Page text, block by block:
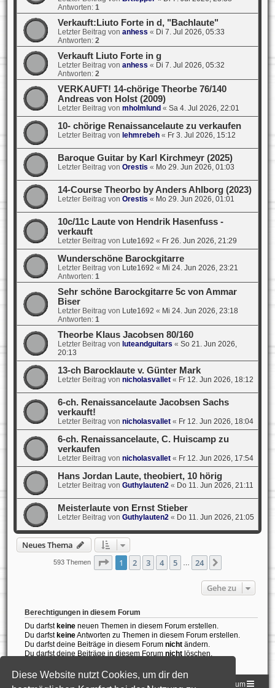
Diese Website nutzt Cookies, um dir den
Antworten: 1
Verkauft:Liuto Forte in d, "Bachlaute"
Letzter Beitrag von anhess « Di 7. Jul 2026, 05:33
Antworten: 2
Verkauft Liuto Forte in g
Letzter Beitrag von anhess « Di 7. Jul 2026, 05:32
Antworten: 2
VERKAUFT! 14-chörige Theorbe 76/140
Andreas von Holst (2009)
Letzter Beitrag von mholmlund « Sa 4. Jul 2026, 22:01
10- chörige Renaissancelaute zu verkaufen
Letzter Beitrag von lehmrebeh« Fr 3. Jul 2026, 15:12
Baroque Guitar by Karl Kirchmeyr (2025)
Letzter Beitrag von Orestis « Mo 29. Jun 2026, 01:03
14-Course Theorbo by Anders Ahlborg (2023)
Letzter Beitrag von Orestis « Mo 29. Jun 2026, 01:01
10c/11c Laute von Hendrik Hasenfuss -
verkauft
Letzter Beitrag von Lute1692 « Fr 26. Jun 2026, 21:29
Wunderschöne Barockgitarre
Letzter Beitrag von Lute1692 « Mi 24. Jun 2026, 23:21
Antworten: 1
Sehr schöne Barockgitarre 5c von Ammar
Biser
Letzter Beitrag von Lute1692 « Mi 24. Jun 2026, 23:18
Antworten: 1
Theorbe Klaus Jacobsen 80/160
Letzter Beitrag von luteandguitars « So 21. Jun 2026,
20:13
13-ch Barocklaute v. Günter Mark
Letzter Beitrag von nicholasvallet« Fr 12. Jun 2026, 18:12
6-ch. Renaissancelaute Jacobsen Sachs
verkauft!
Letzter Beitrag von nicholasvallet« Fr 12. Jun 2026, 18:04
6-ch. Renaissancelaute, C. Huiscamp zu
verkaufen
Letzter Beitrag von nicholasvallet« Fr 12. Jun 2026, 17:54
Hans Jordan Laute, theobiert, 10 hörig
Letzter Beitrag von Guthylauten2« Do 11. Jun 2026, 21:11
Meisterlaute von Ernst Stieber
Letzter Beitrag von Guthylauten2« Do 11. Jun 2026, 21:05
Neues Thema
593 Themen Seite 1von 24
1 2 3 4 5 24
Gehe zu
Berechtigungen in diesem Forum
Du darfst keineneuen Themen in diesem Forum erstellen.
Du darfst keineAntworten zu Themen in diesem Forum erstellen.
Du darfst deine Beiträge in diesem Forum nichtändern.
Du darfst deine Beiträge in diesem Forum nichtlöschen.
Homepage der DLG Foren-Übersicht Impressum